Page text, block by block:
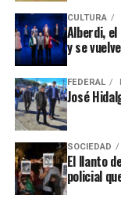
CULTURA
Alberdi,
y se
FEDERAL
José
SOCIEDAD
El llanto
policial